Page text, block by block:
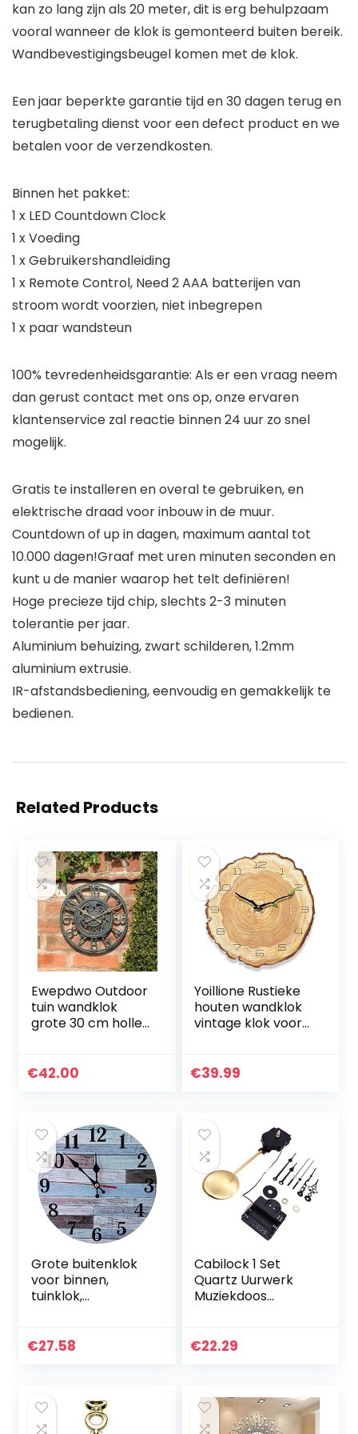
kan zo lang zijn als 20 meter, dit is erg behulpzaam
vooral wanneer de klok is gemonteerd buiten bereik.
Wandbevestigingsbeugel komen met de klok.
Een jaar beperkte garantie tijd en 30 dagen terug en
terugbetaling dienst voor een defect product en we
betalen voor de verzendkosten.
Binnen het pakket:
1 x LED Countdown Clock
1 x Voeding
1 x Gebruikershandleiding
1 x Remote Control, Need 2 AAA batterijen van
stroom wordt voorzien, niet inbegrepen
1 x paar wandsteun
100% tevredenheidsgarantie: Als er een vraag neem
dan gerust contact met ons op, onze ervaren
klantenservice zal reactie binnen 24 uur zo snel
mogelijk.
Gratis te installeren en overal te gebruiken, en
elektrische draad voor inbouw in de muur.
Countdown of up in dagen, maximum aantal tot
10.000 dagen!Graaf met uren minuten seconden en
kunt u de manier waarop het telt definiëren!
Hoge precieze tijd chip, slechts 2-3 minuten
tolerantie per jaar.
Aluminium behuizing, zwart schilderen, 1.2mm
aluminium extrusie.
IR-afstandsbediening, eenvoudig en gemakkelijk te
bedienen.
Related Products
Ewepdwo Outdoor
tuin wandklok
grote 30 cm holle
weerbestendig
€42.00
Yoillione Rustieke
houten wandklok
vintage klok voor
keukenklokken
€39.99
Grote buitenklok
voor binnen,
tuinklok,
wandklok voor
€27.58
Cabilock 1 Set
Quartz Uurwerk
Muziekdoos
Slinger Trigger
€22.29